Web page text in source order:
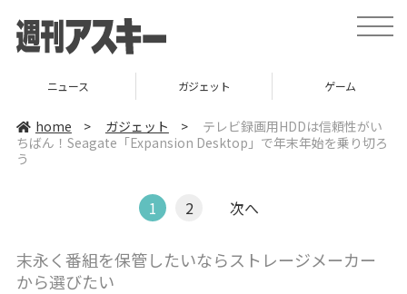
t
o
v
i
ニュース ガジェット ゲーム
home > ガジェット >
テレビ録画用HDDは信頼性がい
ちばん！Seagate「Expansion Desktop」で年末年始を乗り切ろ
う
1 2 次へ
末永く番組を保管したいならストレージメーカー
から選びたい